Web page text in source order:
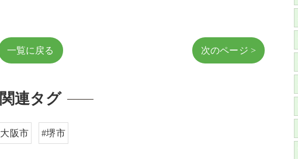
一覧に戻る 次のページ >
関連タグ
阪市 #堺市